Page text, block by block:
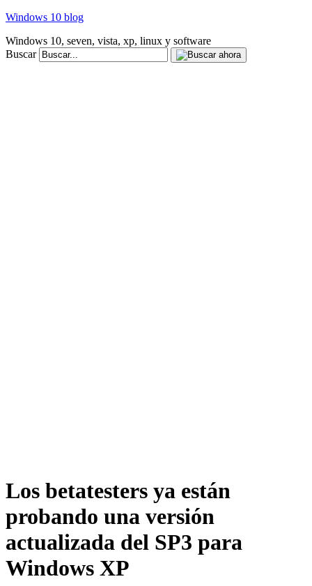
Windows 10 blog
Windows 10, seven, vista, xp, linux y software
Buscar
Los betatesters ya están
probando una versión
actualizada del SP3 para
Windows XP